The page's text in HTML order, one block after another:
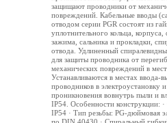
защищают проводники от
повреждений. Кабельные вводы
отводом серии PGR состоят из
уплотнительного кольца,
зажима, сальника и прокладки,
отвода. Удлиненный
для защиты проводника от
механических повреждений в
Устанавливаются в местах ввода-
проводников в электроустановку
проникновения вовнутрь пыли и
IP54. Особенности конструкции:
IP54 · Тип резьбы: PG-дюймовая